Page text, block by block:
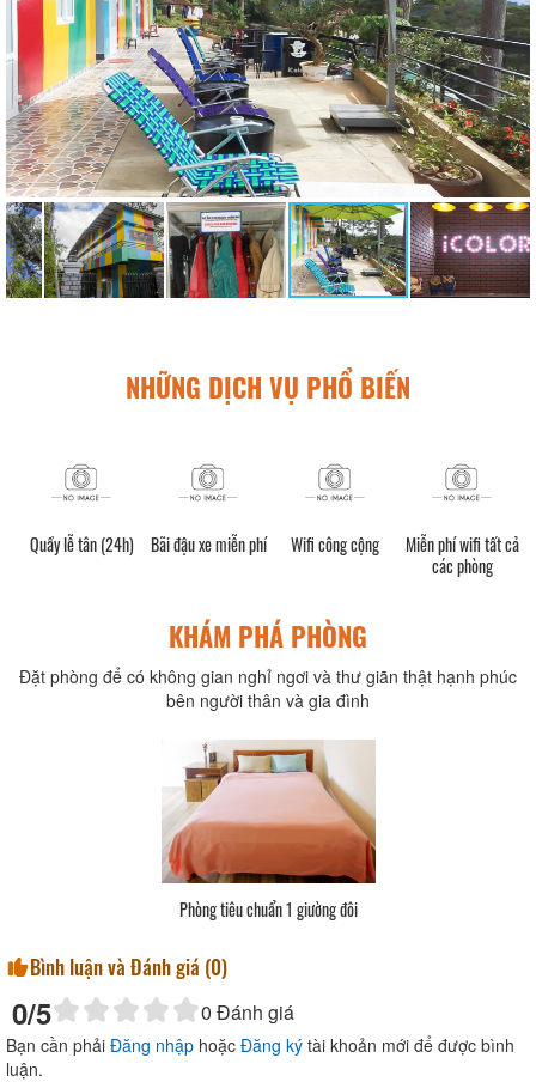
NHỮNG DỊCH VỤ PHỔ BIẾN
Quầy lễ tân (24h) Bãi đậu xe miễn phí Wifi công cộng
Miễn phí wifi tất cả
các phòng
KHÁM PHÁ PHÒNG
Đặt phòng để có không gian nghỉ ngơi và thư giãn thật hạnh phúc
bên người thân và gia đình
Phòng tiêu chuẩn 1 giường đôi
Bình luận và Đánh giá (0)
0/5 0 Đánh giá
Bạn cần phải Đăng nhập hoặc Đăng ký tài khoản mới để được bình
luận.